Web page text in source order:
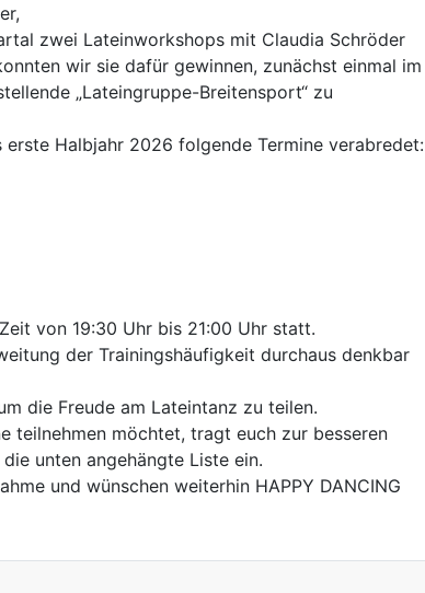
zwei Lateinworkshops mit Claudia Schröder
wir sie dafür gewinnen, zunächst einmal im
„Lateingruppe-Breitensport“ zu
Halbjahr 2026 folgende Termine verabredet:
von 19:30 Uhr bis 21:00 Uhr statt.
der Trainingshäufigkeit durchaus denkbar
die Freude am Lateintanz zu teilen.
teilnehmen möchtet, tragt euch zur besseren
unten angehängte Liste ein.
und wünschen weiterhin HAPPY DANCING